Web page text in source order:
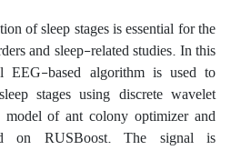
of sleep stages is essential for the
and sleep-related studies. In this
EEG-based algorithm is used to
stages using discrete wavelet
of ant colony optimizer and
on RUSBoost. The signal is